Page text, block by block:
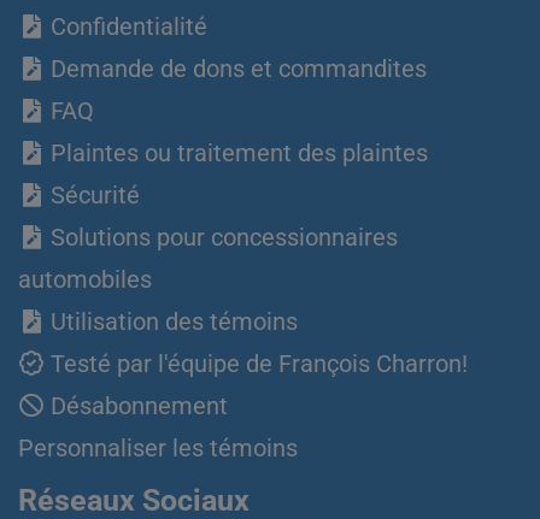
Confidentialité
Demande de dons et commandites
FAQ
Plaintes ou traitement des plaintes
Sécurité
Solutions pour concessionnaires
automobiles
Utilisation des témoins
Testé par l'équipe de François Charron!
Désabonnement
Personnaliser les témoins
Réseaux Sociaux